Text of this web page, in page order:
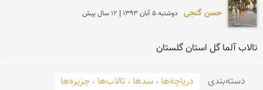
حسن گنجی دوشنبه 5 آبان 1393 | 12 سال پیش
تالاب آلما گل استان گلستان
دسته‌بندی
دریاچه‌ها ، سدها ، تالاب‌ها ، جزیره‌ها